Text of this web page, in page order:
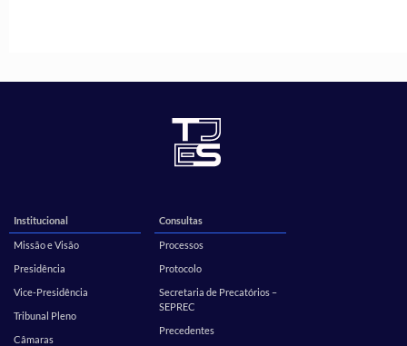
Institucional
Missão e Visão
Presidência
Vice-Presidência
Tribunal Pleno
Câmaras
Consultas
Processos
Protocolo
Secretaria de Precatórios –
SEPREC
Precedentes